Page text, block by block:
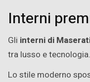
Interni
Gli interni di
tra lusso e tecnologia.
Lo stile moderno